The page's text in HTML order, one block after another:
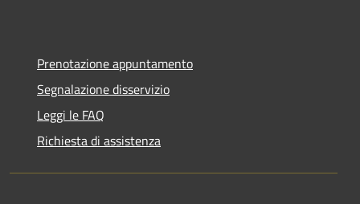
Prenotazione appuntamento
Segnalazione disservizio
Leggi le FAQ
Richiesta di assistenza